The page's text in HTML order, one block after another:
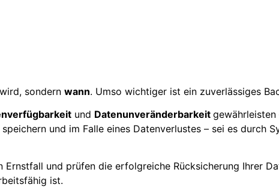
sondern wann. Umso wichtiger ist ein zuverlässiges
und Datenunveränderbarkeit
und im Falle eines Datenverlustes – sei es durch
Ernstfall und prüfen die erfolgreiche Rücksicherung Ihrer
ist.